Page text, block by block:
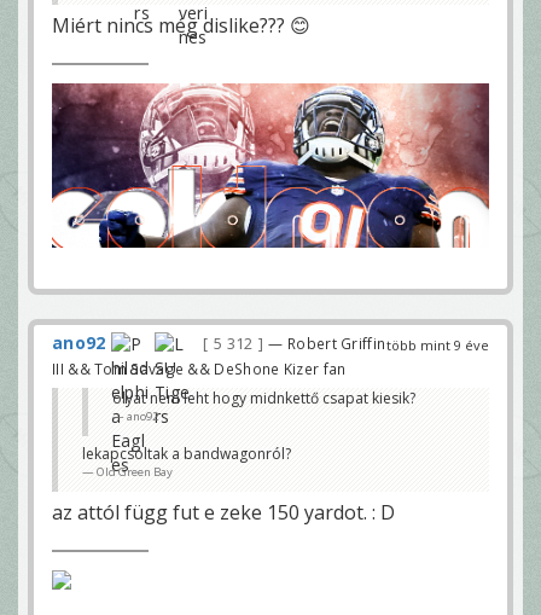
Miért nincs még dislike??? 😊
több mint 9 éve
ano92 5 312
— Robert Griffin
III && Tom Savage && DeShone Kizer fan
olyat nem leht hogy midnkettő csapat kiesik?
ano92
lekapcsoltak a bandwagonról?
Old Green Bay
az attól függ fut e zeke 150 yardot. : D